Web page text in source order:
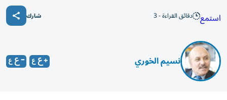
استمع دقائق القراءة - 3 شارك
نسيم الخوري